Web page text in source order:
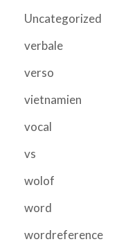
Uncategorized
verbale
verso
vietnamien
vocal
vs
wolof
word
wordreference